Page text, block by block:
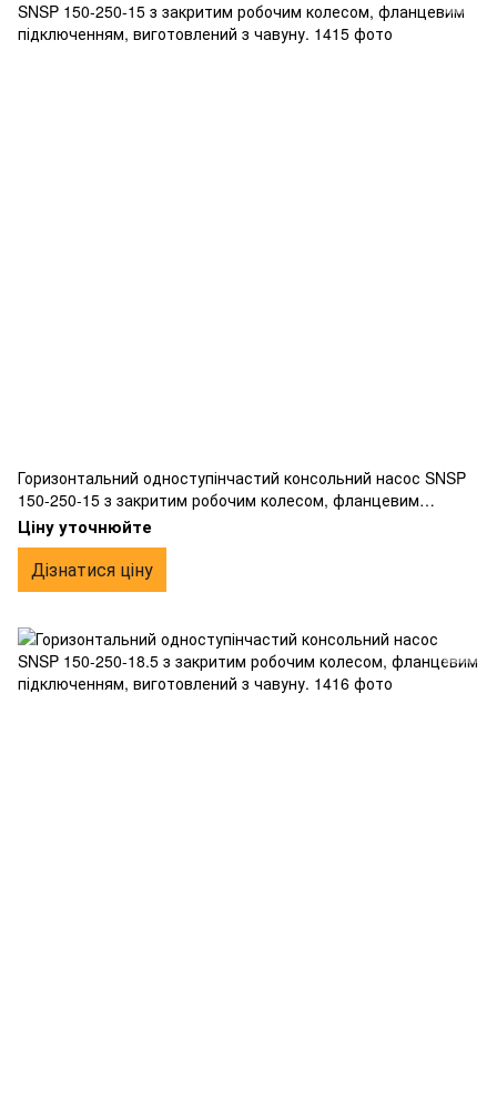
Горизонтальний одноступінчастий консольний насос SNSP
150-250-15 з закритим робочим колесом, фланцевим
підключенням, виготовлений з чавуну.
Ціну уточнюйте
Дізнатися ціну